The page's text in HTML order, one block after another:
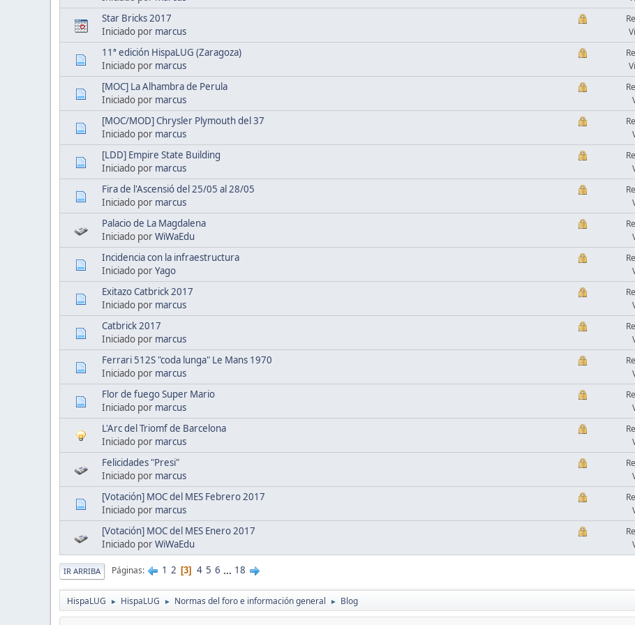
Star Bricks 2017
Iniciado por marcus
11ª edición HispaLUG (Zaragoza)
Iniciado por marcus
[MOC] La Alhambra de Perula
Iniciado por marcus
[MOC/MOD] Chrysler Plymouth del 37
Iniciado por marcus
[LDD] Empire State Building
Iniciado por marcus
Fira de l'Ascensió del 25/05 al 28/05
Iniciado por marcus
Palacio de La Magdalena
Iniciado porWiWaEdu
Incidencia con la infraestructura
Iniciado porYago
Exitazo Catbrick 2017
Iniciado por marcus
Catbrick 2017
Iniciado por marcus
Ferrari 512S "coda lunga" Le Mans 1970
Iniciado por marcus
Flor de fuego Super Mario
Iniciado por marcus
L'Arc del Triomf de Barcelona
Iniciado por marcus
Felicidades "Presi"
Iniciado por marcus
[Votación] MOC del MES Febrero 2017
Iniciado por marcus
[Votación] MOC del MES Enero 2017
Iniciado porWiWaEdu
IR ARRIBA Páginas 1 2 3 4 5 6 ... 18
HispaLUG ► HispaLUG ► Normas del foro e información general ► Blog